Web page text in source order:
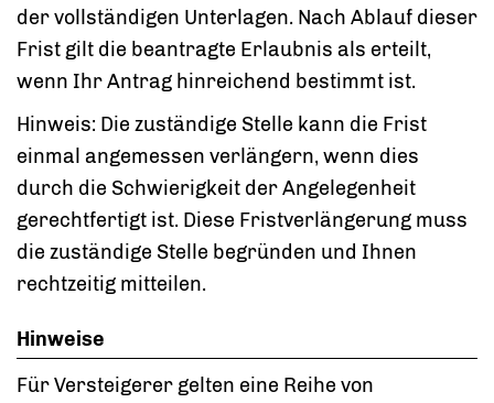
der vollständigen Unterlagen. Nach Ablauf dieser
Frist gilt die beantragte Erlaubnis als erteilt,
wenn Ihr Antrag hinreichend bestimmt ist.
Hinweis: Die zuständige Stelle kann die Frist
einmal angemessen verlängern, wenn dies
durch die Schwierigkeit der Angelegenheit
gerechtfertigt ist. Diese Fristverlängerung muss
die zuständige Stelle begründen und Ihnen
rechtzeitig mitteilen.
Hinweise
Für Versteigerer gelten eine Reihe von